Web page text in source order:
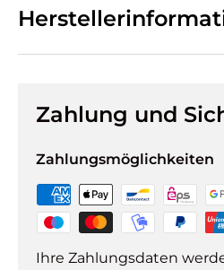
Zahlung und
Zahlungsmöglichkeiten
Ihre Zahlungsdaten